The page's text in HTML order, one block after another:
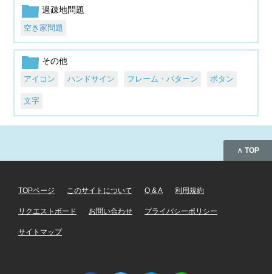
過疎地問題
空き家問題
その他
アイコン ハンドサイン フレーム・パターン ボタン
文字
∧ TOP
TOPページ このサイトについて Q & A 利用規約
リクエストボード お問い合わせ プライバシーポリシー
サイトマップ